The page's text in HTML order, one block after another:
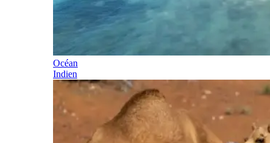
Océan
Indien